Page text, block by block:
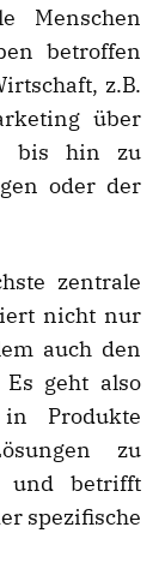
Menschen
betroffen
z.B.
über
bis hin zu
oder der
zentrale
nicht nur
auch den
geht also
Produkte
zu
und betrifft
spezifische